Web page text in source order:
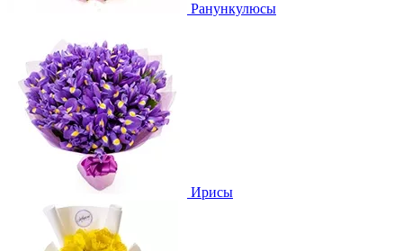
Ранункулюсы
Ирисы